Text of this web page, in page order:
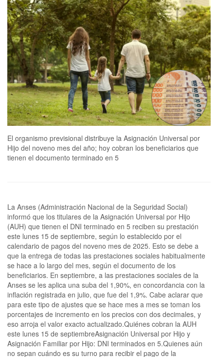
El organismo previsional distribuye la Asignación Universal por
Hijo del noveno mes del año; hoy cobran los beneficiarios que
tienen el documento terminado en 5
La Anses (Administración Nacional de la Seguridad Social)
informó que los titulares de la Asignación Universal por Hijo
(AUH) que tienen el DNI terminado en 5 reciben su prestación
este lunes 15 de septiembre, según lo establecido por el
calendario de pagos del noveno mes de 2025. Esto se debe a
que la entrega de todas las prestaciones sociales habitualmente
se hace a lo largo del mes, según el documento de los
beneficiarios. En septiembre, a las prestaciones sociales de la
Anses se les aplica una suba del 1,90%, en concordancia con la
inflación registrada en julio, que fue del 1,9%. Cabe aclarar que
para este tipo de ajustes que se hace mes a mes se toman los
porcentajes de incremento en los precios con dos decimales, y
eso arroja el valor exacto actualizado.Quiénes cobran la AUH
este lunes 15 de septiembreAsignación Universal por Hijo y
Asignación Familiar por Hijo: DNI terminados en 5.Quienes aún
no sepan cuándo es su turno para recibir el pago de la